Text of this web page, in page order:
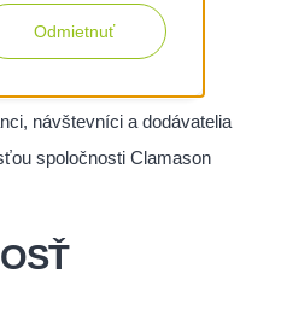
Odmietnuť
návštevníci a dodávatelia
spoločnosti Clamason